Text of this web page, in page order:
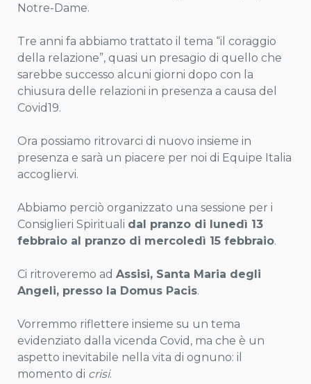
Notre-Dame.
Tre anni fa abbiamo trattato il tema “il coraggio
della relazione”, quasi un presagio di quello che
sarebbe successo alcuni giorni dopo con la
chiusura delle relazioni in presenza a causa del
Covid19.
Ora possiamo ritrovarci di nuovo insieme in
presenza e sarà un piacere per noi di Equipe Italia
accogliervi.
Abbiamo perciò organizzato una sessione per i
Consiglieri Spirituali dal pranzo di lunedì 13
febbraio al pranzo di mercoledì 15 febbraio.
Ci ritroveremo ad Assisi, Santa Maria degli
Angeli, presso la Domus Pacis.
Vorremmo riflettere insieme su un tema
evidenziato dalla vicenda Covid, ma che è un
aspetto inevitabile nella vita di ognuno: il
momento di crisi.